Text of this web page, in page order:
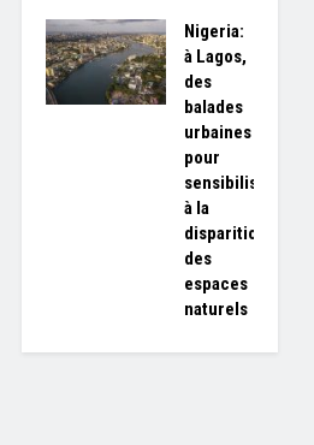
Nigeria:
à Lagos,
des
balades
urbaines
pour
sensibiliser
à la
disparition
des
espaces
naturels